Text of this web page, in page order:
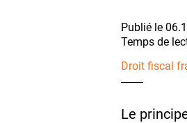
Publié le
Droit fiscal
Le